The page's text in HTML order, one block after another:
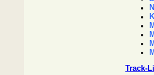
Track-